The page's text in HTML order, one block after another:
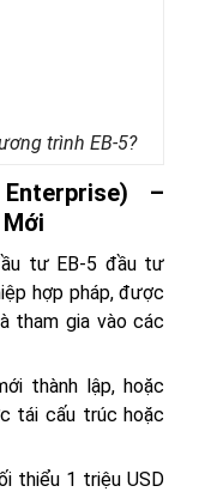
trình EB-5?
–
tư EB-5 đầu tư
hợp pháp, được
tham gia vào các
thành lập, hoặc
tái cấu trúc hoặc
thiểu 1 triệu USD